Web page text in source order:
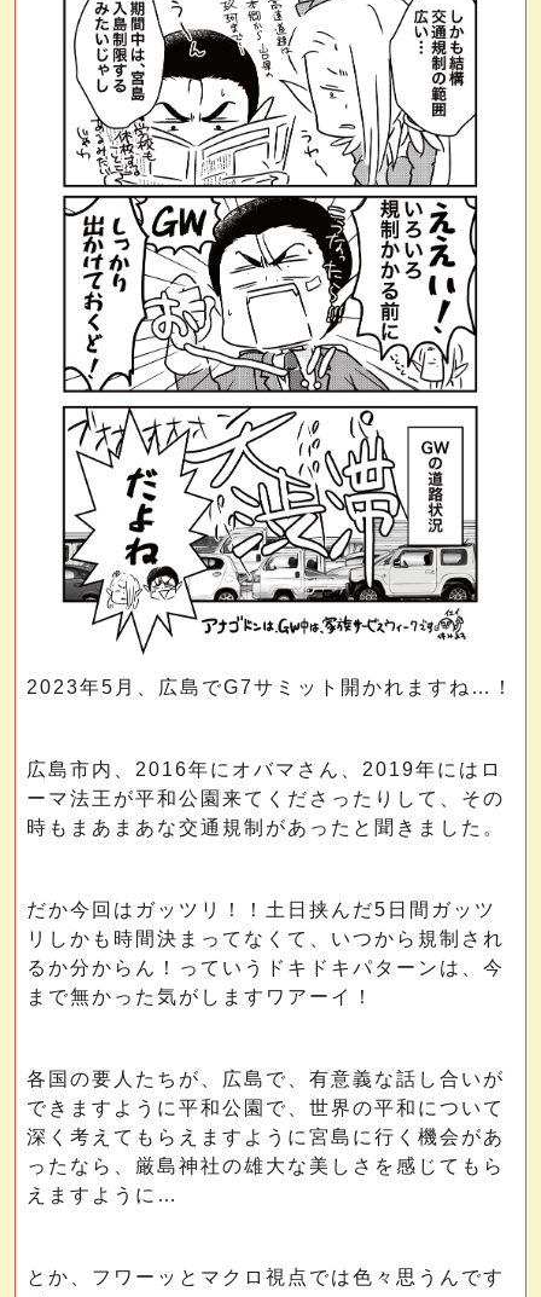
2023年5月、広島でG7サミット開かれますね…！
広島市内、2016年にオバマさん、2019年にはロ
ーマ法王が平和公園来てくださったりして、その
時もまあまあな交通規制があったと聞きました。
だか今回はガッツリ！！土日挟んだ5日間ガッツ
リしかも時間決まってなくて、いつから規制され
るか分からん！っていうドキドキパターンは、今
まで無かった気がしますワアーイ！
各国の要人たちが、広島で、有意義な話し合いが
できますように平和公園で、世界の平和について
深く考えてもらえますように宮島に行く機会があ
ったなら、厳島神社の雄大な美しさを感じてもら
えますように…
とか、フワーッとマクロ視点では色々思うんです